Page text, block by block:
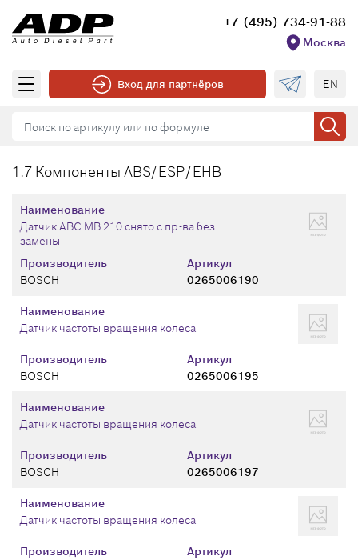
+7 (495) 734-91-88
Москва
Вход для партнёров EN
1.7 Компоненты ABS/ESP/EHB
Производитель
BOSCH
Артикул
0265006190
Наименование
Датчик ABC MB 210 снято с пр-ва без
замены
Производитель
BOSCH
Артикул
0265006195
Наименование
Датчик частоты вращения колеса
Производитель
BOSCH
Артикул
0265006197
Наименование
Датчик частоты вращения колеса
Производитель
Артикул
Наименование
Датчик частоты вращения колеса